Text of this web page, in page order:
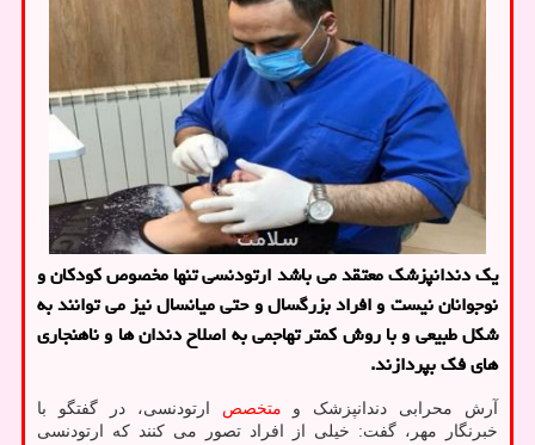
یک دندانپزشک معتقد می باشد ارتودنسی تنها مخصوص کودکان و
نوجوانان نیست و افراد بزرگسال و حتی میانسال نیز می توانند به
شکل طبیعی و با روش کمتر تهاجمی به اصلاح دندان ها و ناهنجاری
های فک بپردازند.
آرش محرابی دندانپزشک و متخصص ارتودنسی، در گفتگو با
خبرنگار مهر، گفت: خیلی از افراد تصور می کنند که ارتودنسی